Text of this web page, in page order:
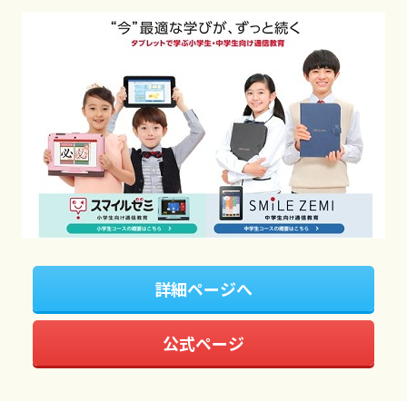
詳細ページへ
公式ページ